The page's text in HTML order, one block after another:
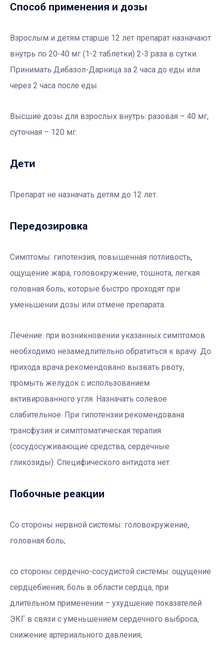
Способ применения и дозы
Взрослым и детям старше 12 лет препарат назначают
внутрь по 20-40 мг (1-2 таблетки) 2-3 раза в сутки.
Принимать Дибазол-Дарница за 2 часа до еды или
через 2 часа после еды.
Высшие дозы для взрослых внутрь: разовая – 40 мг,
суточная – 120 мг.
Дети
Препарат не назначать детям до 12 лет.
Передозировка
Симптомы: гипотензия, повышенная потливость,
ощущение жара, головокружение, тошнота, легкая
головная боль, которые быстро проходят при
уменьшении дозы или отмене препарата.
Лечение: при возникновении указанных симптомов
необходимо незамедлительно обратиться к врачу. До
прихода врача рекомендовано вызвать рвоту,
промыть желудок с использованием
активированного угля. Назначать солевое
слабительное. При гипотензии рекомендована
трансфузия и симптоматическая терапия
(сосудосуживающие средства, сердечные
гликозиды). Специфического антидота нет.
Побочные реакции
Со стороны нервной системы: головокружение,
головная боль;
со стороны сердечно-сосудистой системы: ощущение
сердцебиения, боль в области сердца, при
длительном применении – ухудшение показателей
ЭКГ в связи с уменьшением сердечного выброса,
снижение артериального давления;